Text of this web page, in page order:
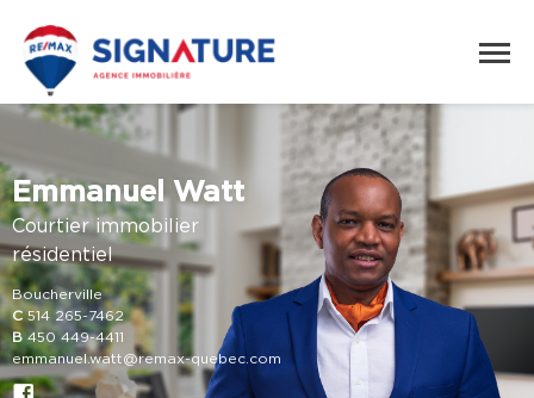
Emmanuel Watt
Courtier immobilier
résidentiel
Boucherville
C 514 265-7462
B 450 449-4411
emmanuel.watt@remax-quebec.com